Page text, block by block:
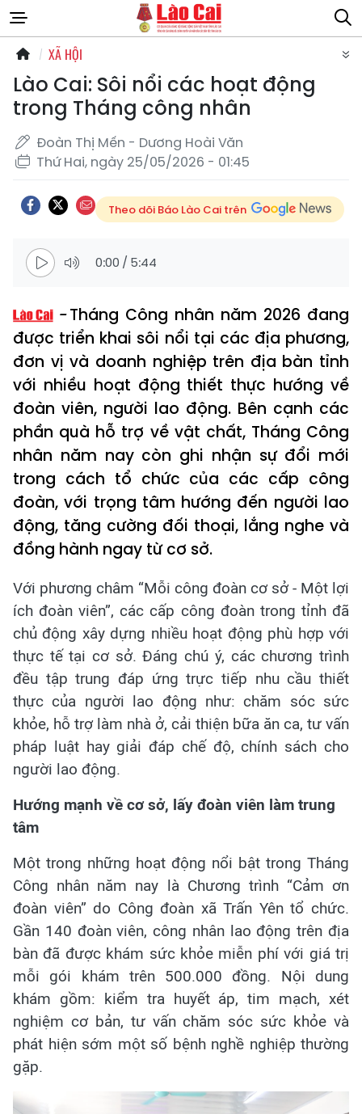
XÃ HỘI
Lào Cai: Sôi nổi các hoạt động
trong Tháng công nhân
Đoàn Thị Mến - Dương Hoài Văn
Thứ Hai, ngày 25/05/2026 - 01:45
Theo dõi Báo Lào Cai trên
0:00 / 5:44
Tháng Công nhân năm 2026 đang
được triển khai sôi nổi tại các địa phương,
đơn vị và doanh nghiệp trên địa bàn tỉnh
với nhiều hoạt động thiết thực hướng về
đoàn viên, người lao động. Bên cạnh các
phần quà hỗ trợ về vật chất, Tháng Công
nhân năm nay còn ghi nhận sự đổi mới
trong cách tổ chức của các cấp công
đoàn, với trọng tâm hướng đến người lao
động, tăng cường đối thoại, lắng nghe và
đồng hành ngay từ cơ sở.
Với phương châm “Mỗi công đoàn cơ sở - Một lợi
ích đoàn viên”, các cấp công đoàn trong tỉnh đã
chủ động xây dựng nhiều hoạt động phù hợp với
thực tế tại cơ sở. Đáng chú ý, các chương trình
đều tập trung đáp ứng trực tiếp nhu cầu thiết
thực của người lao động như: chăm sóc sức
khỏe, hỗ trợ làm nhà ở, cải thiện bữa ăn ca, tư vấn
pháp luật hay giải đáp chế độ, chính sách cho
người lao động.
Hướng mạnh về cơ sở, lấy đoàn viên làm trung
tâm
Một trong những hoạt động nổi bật trong Tháng
Công nhân năm nay là Chương trình “Cảm ơn
đoàn viên” do Công đoàn xã Trấn Yên tổ chức.
Gần 140 đoàn viên, công nhân lao động trên địa
bàn đã được khám sức khỏe miễn phí với giá trị
mỗi gói khám trên 500.000 đồng. Nội dung
khám gồm: kiểm tra huyết áp, tim mạch, xét
nghiệm cơ bản, tư vấn chăm sóc sức khỏe và
phát hiện sớm một số bệnh nghề nghiệp thường
gặp.